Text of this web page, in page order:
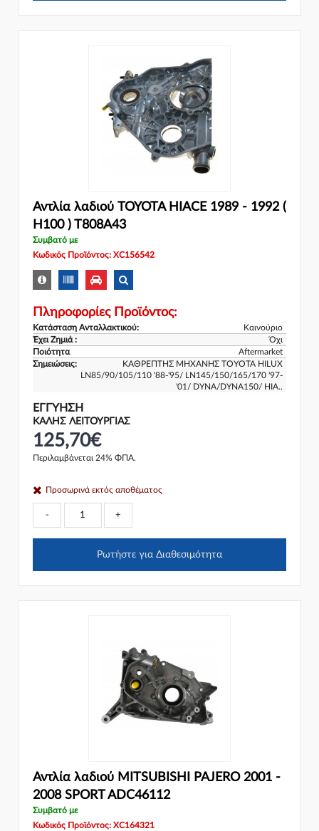
Αντλία λαδιού TOYOTA HIACE 1989 - 1992 (
H100 ) T808A43
Συμβατό με
Κωδικός Προϊόντος: XC156542
Πληροφορίες Προϊόντος:
Κατάσταση Ανταλλακτικού:
Καινούριο
Έχει Ζημιά :
Όχι
Ποιότητα
Aftermarket
Σημειώσεις:
ΚΑΘΡΕΠΤΗΣ ΜΗΧΑΝΗΣ TOYOTA HILUX
LN85/90/105/110 '88-'95/ LN145/150/165/170 '97-
'01/ DYNA/DYNA150/ HIA..
ΕΓΓΎΗΣΗ
ΚΑΛΗΣ ΛΕΙΤΟΥΡΓΙΑΣ
125,70€
Περιλαμβάνεται 24% ΦΠΑ.
Προσωρινά εκτός αποθέματος
- +
Ρωτήστε για Διαθεσιμότητα
Αντλία λαδιού MITSUBISHI PAJERO 2001 -
2008 SPORT ADC46112
Συμβατό με
Κωδικός Προϊόντος: XC164321